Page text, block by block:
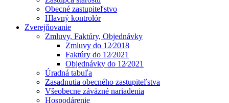
Obecné zastupiteľstvo
Hlavný kontrolór
Zverejňovanie
Zmluvy, Faktúry, Objednávky
Zmluvy do 12⁄2018
Faktúry do 12⁄2021
Objednávky do 12⁄2021
Úradná tabuľa
Zasadnutia obecného zastupiteľstva
Všeobecne záväzné nariadenia
Hospodárenie